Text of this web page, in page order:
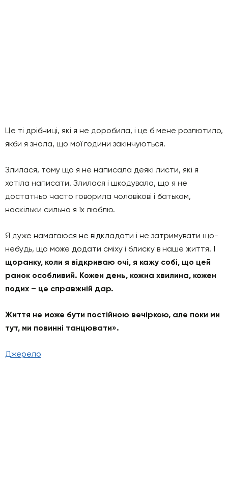
Це ті дрібниці, які я не доробила, і це б мене розлютило,
якби я знала, що мої години закінчуються.
Злилася, тому що я не написала деякі листи, які я
хотіла написати. Злилася і шкодувала, що я не
достатньо часто говорила чоловікові і батькам,
наскільки сильно я їх люблю.
Я дуже намагаюся не відкладати і не затримувати що-
небудь, що може додати сміху і блиску в наше життя. І
щоранку, коли я відкриваю очі, я кажу собі, що цей
ранок особливий. Кожен день, кожна хвилина, кожен
подих – це справжній дар.
Життя не може бути постійною вечіркою, але поки ми
тут, ми повинні танцювати».
Джерело